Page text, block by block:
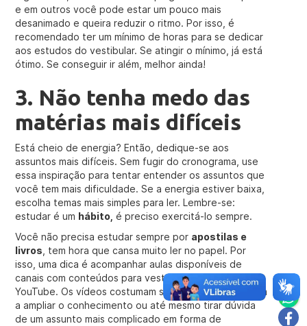
e em outros você pode estar um pouco mais
desanimado e queira reduzir o ritmo. Por isso, é
recomendado ter um mínimo de horas para se dedicar
aos estudos do vestibular. Se atingir o mínimo, já está
ótimo. Se conseguir ir além, melhor ainda!
3. Não tenha medo das
matérias mais difíceis
Está cheio de energia? Então, dedique-se aos
assuntos mais difíceis. Sem fugir do cronograma, use
essa inspiração para tentar entender os assuntos que
você tem mais dificuldade. Se a energia estiver baixa,
escolha temas mais simples para ler. Lembre-se:
estudar é um hábito, é preciso exercitá-lo sempre.
Você não precisa estudar sempre por apostilas e
livros , tem hora que cansa muito ler no papel. Por
isso, uma dica é acompanhar aulas disponíveis de
canais com conteúdos para vestibulandos no
YouTube. Os vídeos costumam ser mais leves e ajudam
a ampliar o conhecimento ou até mesmo tirar dúvida
de um assunto mais complicado em forma de